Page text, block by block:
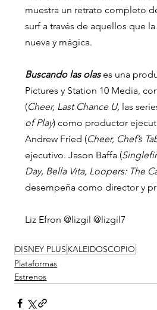
muestra un retrato completo
surf a través de aquellos que
nueva y mágica.
Buscando las olas es una
Pictures y Station 10 Media,
(Cheer, Last Chance U, las
of Play) como productor
Andrew Fried (Cheer, Chef’s
ejecutivo. Jason Baffa (
Day, Bella Vita, Loopers: The
desempeña como director y
Liz Efron @lizgil @lizgil7
DISNEY PLUS KALEIDOSCOPIO
Plataformas
Estrenos